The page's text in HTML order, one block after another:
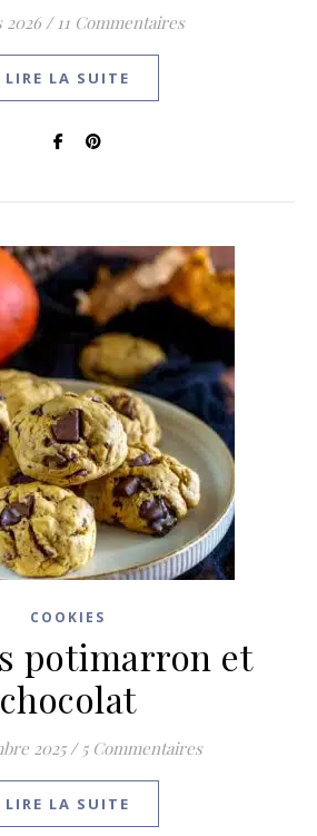
2026 / 11 Commentaires
LIRE LA SUITE
COOKIES
potimarron et
chocolat
2025 / 5 Commentaires
LIRE LA SUITE